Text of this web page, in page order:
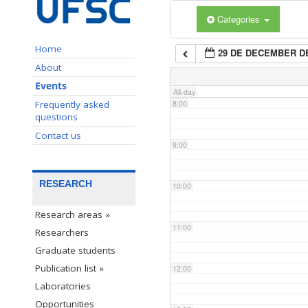
Home
About
Events
Frequently asked
questions
Contact us
RESEARCH
Research areas »
Researchers
Graduate students
Publication list »
Laboratories
Opportunities
Categories
29 DE DECEMBER
All-day
7:00
8:00
9:00
10:00
11:00
12:00